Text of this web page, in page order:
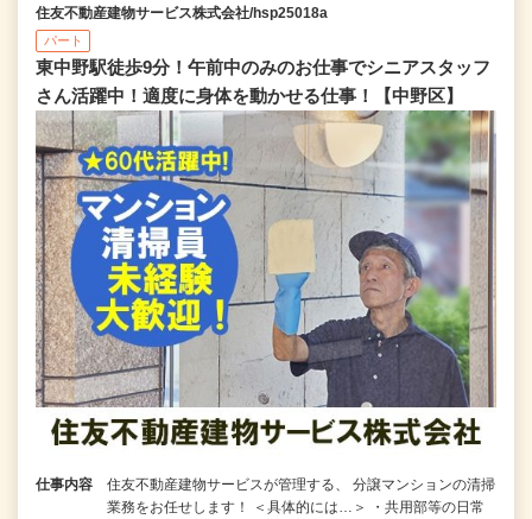
住友不動産建物サービス株式会社/hsp25018a
パート
東中野駅徒歩9分！午前中のみのお仕事でシニアスタッフ
さん活躍中！適度に身体を動かせる仕事！【中野区】
仕事内容
住友不動産建物サービスが管理する、 分譲マンションの清掃
業務をお任せします！ ＜具体的には…＞ ・共用部等の日常